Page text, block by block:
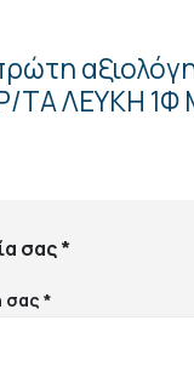
ΤΑ ΛΕΥΚΗ 1Φ
σας*
σας*